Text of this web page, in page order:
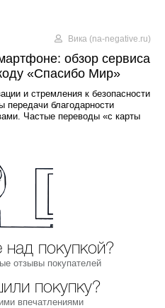
Вика (na-negative.ru)
обзор сервиса
«Спасибо Мир»
и стремления к безопасности
передачи благодарности
Частые переводы «с карты
покупкой?
отзывы покупателей
покупку?
впечатлениями